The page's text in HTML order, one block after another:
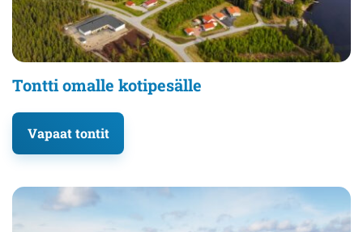
Tontti omalle kotipesälle
Vapaat tontit